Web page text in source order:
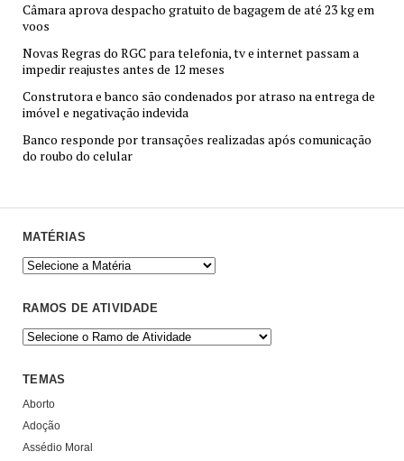
Câmara aprova despacho gratuito de bagagem de até 23 kg em
voos
Novas Regras do RGC para telefonia, tv e internet passam a
impedir reajustes antes de 12 meses
Construtora e banco são condenados por atraso na entrega de
imóvel e negativação indevida
Banco responde por transações realizadas após comunicação
do roubo do celular
MATÉRIAS
RAMOS DE ATIVIDADE
TEMAS
Aborto
Adoção
Assédio Moral